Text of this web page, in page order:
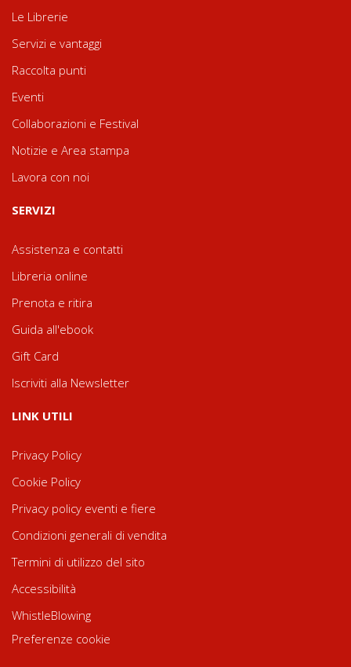
Le Librerie
Servizi e vantaggi
Raccolta punti
Eventi
Collaborazioni e Festival
Notizie e Area stampa
Lavora con noi
SERVIZI
Assistenza e contatti
Libreria online
Prenota e ritira
Guida all'ebook
Gift Card
Iscriviti alla Newsletter
LINK UTILI
Privacy Policy
Cookie Policy
Privacy policy eventi e fiere
Condizioni generali di vendita
Termini di utilizzo del sito
Accessibilità
WhistleBlowing
Preferenze cookie